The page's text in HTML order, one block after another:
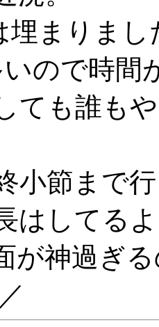
まりまし
ので時間
ても誰も
小節まで
はしてる
が神過ぎ